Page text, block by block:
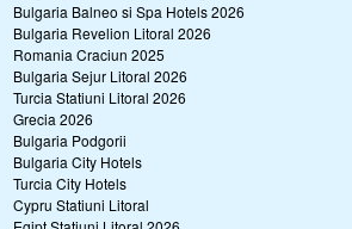
Bulgaria Balneo si Spa Hotels 2026
Bulgaria Revelion Litoral 2026
Romania Craciun 2025
Bulgaria Sejur Litoral 2026
Turcia Statiuni Litoral 2026
Grecia 2026
Bulgaria Podgorii
Bulgaria City Hotels
Turcia City Hotels
Cypru Statiuni Litoral